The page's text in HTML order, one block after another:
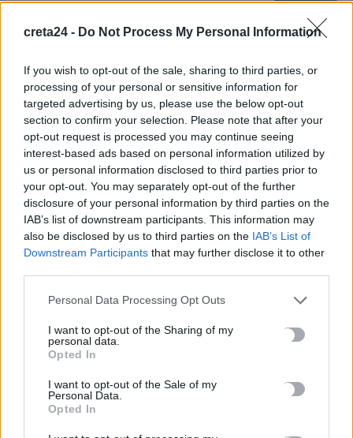
creta24 - Do Not Process My Personal Information
If you wish to opt-out of the sale, sharing to third parties, or
processing of your personal or sensitive information for
targeted advertising by us, please use the below opt-out
section to confirm your selection. Please note that after your
opt-out request is processed you may continue seeing
interest-based ads based on personal information utilized by
us or personal information disclosed to third parties prior to
your opt-out. You may separately opt-out of the further
disclosure of your personal information by third parties on the
IAB’s list of downstream participants. This information may
also be disclosed by us to third parties on the IAB’s List of
Downstream Participants that may further disclose it to other
Personal Data Processing Opt Outs
I want to opt-out of the Sharing of my
personal data.
Opted In
I want to opt-out of the Sale of my
Personal Data.
Opted In
Google
ΠΡΟΣΘΕΣΕ ΤΟCRETA24 ΣΤΗΝ GOOGLE
ΡΟΗ ΕΙΔΗΣΕΩΝ
Νέα χρηματοδότηση 1,5 εκατ. ευρώ για διαπλάτυνση του
Αγιοβασιλιώτικου Παραλιακού Δρόμου
6 Αυγούστου, 2026
90χρονου που εντοπίστηκε μέσα σε καταψύκτη
Το Αρκαλοχώρι γιόρτασε τον Προστάτη και Πολιούχο του
6 Αυγούστου, 2026